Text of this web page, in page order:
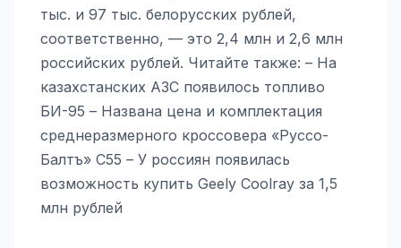
тыс. и 97 тыс. белорусских рублей,
соответственно, — это 2,4 млн и 2,6 млн
российских рублей. Читайте также: – На
казахстанских АЗС появилось топливо
БИ-95 – Названа цена и комплектация
среднеразмерного кроссовера «Руссо-
Балтъ» С55 – У россиян появилась
возможность купить Geely Coolray за 1,5
млн рублей